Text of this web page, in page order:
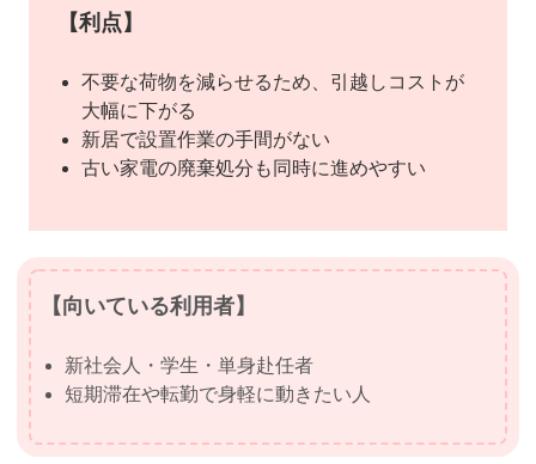
【利点】
不要な荷物を減らせるため、引越しコストが
大幅に下がる
新居で設置作業の手間がない
古い家電の廃棄処分も同時に進めやすい
【向いている利用者】
新社会人・学生・単身赴任者
短期滞在や転勤で身軽に動きたい人